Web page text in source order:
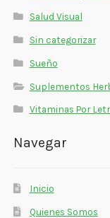
Salud Visual
Sin categorizar
Sueño
Suplementos
Vitaminas Por
Navegar
Inicio
Quienes Somos